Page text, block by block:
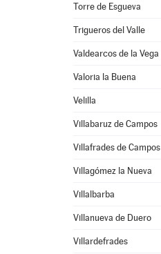
Torre de Esgueva
Trigueros del Valle
Valdearcos de la Vega
Valoria la Buena
Velilla
Villabaruz de Campos
Villafrades de Campos
Villagómez la Nueva
Villalbarba
Villanueva de Duero
Villardefrades